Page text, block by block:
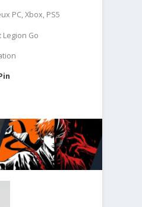
PC, Xbox, PS5
Legion Go